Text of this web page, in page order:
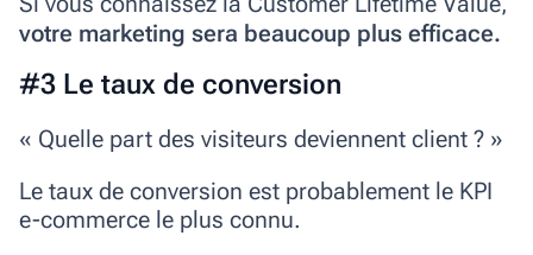
votre marketing sera beaucoup plus efficace.
#3 Le taux de conversion
« Quelle part des visiteurs deviennent client ? »
Le taux de conversion est probablement le KPI
e-commerce le plus connu.